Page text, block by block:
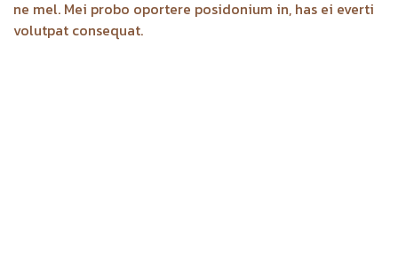
ne mel. Mei probo oportere posidonium in, has ei everti
volutpat consequat.